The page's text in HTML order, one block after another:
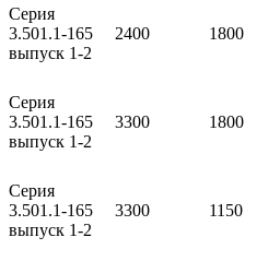
Серия
3.501.1-165
выпуск 1-2
2400 1800
Серия
3.501.1-165
выпуск 1-2
3300 1800
Серия
3.501.1-165
выпуск 1-2
3300 1150